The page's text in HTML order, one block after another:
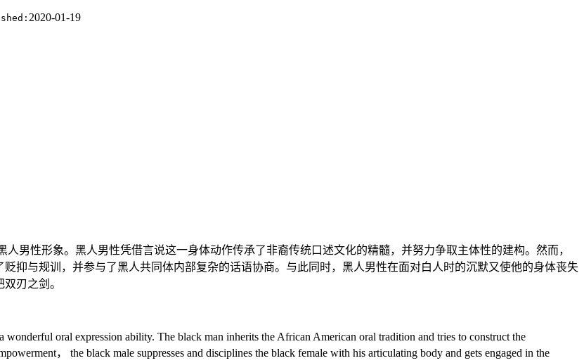
2020-01-19
男性形象。黑人男性凭借言说这一身体动作传承了非裔传统口述文化的精髓，并努力争取主体性的建构。然而，
抑与规训，并参与了黑人共同体内部复杂的话语协商。与此同时，黑人男性在面对白人时的沉默又使他的身体丧失
刃之剑。
oral expression ability. The black man inherits the African American oral tradition and tries to construct the
， the black male suppresses and disciplines the black female with his articulating body and gets engaged in the